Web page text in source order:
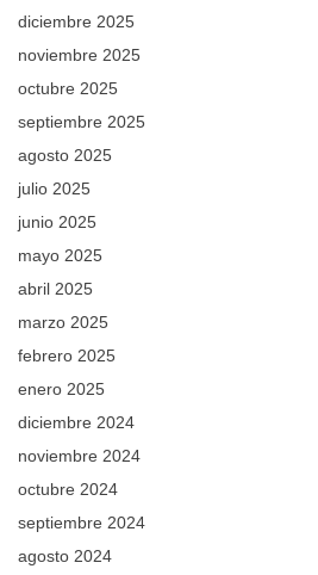
diciembre 2025
noviembre 2025
octubre 2025
septiembre 2025
agosto 2025
julio 2025
junio 2025
mayo 2025
abril 2025
marzo 2025
febrero 2025
enero 2025
diciembre 2024
noviembre 2024
octubre 2024
septiembre 2024
agosto 2024